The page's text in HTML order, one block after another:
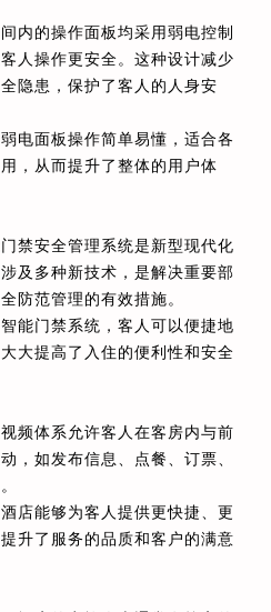
间内的操作面板均采用弱电控制
人操作更安全。这种设计减少
隐患，保护了客人的人身安
弱电面板操作简单易懂，适合各
，从而提升了整体的用户体
门禁安全管理系统是新型现代化
及多种新技术，是解决重要部
防范管理的有效措施。
智能门禁系统，客人可以便捷地
大提高了入住的便利性和安全
视频体系允许客人在客房内与前
，如发布信息、点餐、订票、
酒店能够为客人提供更快捷、更
升了服务的品质和客户的满意